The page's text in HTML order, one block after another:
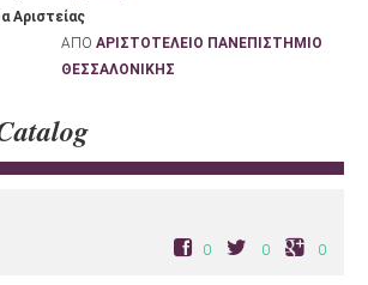
Αριστείας
ΑΠΟ ΑΡΙΣΤΟΤΕΛΕΙΟ ΠΑΝΕΠΙΣΤΗΜΙΟ
ΘΕΣΣΑΛΟΝΙΚΗΣ
0 0 0